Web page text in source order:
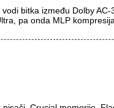
bitka između Dolby
pa onda MLP